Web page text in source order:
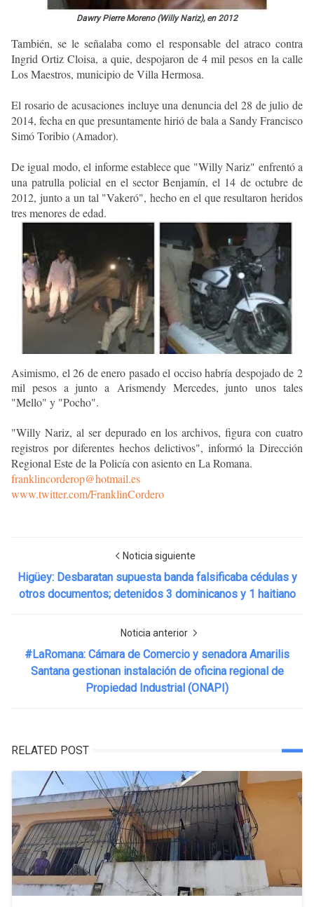
Dawry Pierre Moreno (Willy Nariz), en 2012
También, se le señalaba como el responsable del atraco contra
Ingrid Ortiz Cloisa, a quie, despojaron de 4 mil pesos en la calle
Los Maestros, municipio de Villa Hermosa.
El rosario de acusaciones incluye una denuncia del 28 de julio de
2014, fecha en que presuntamente hirió de bala a Sandy Francisco
Simó Toribio (Amador).
De igual modo, el informe establece que "Willy Nariz" enfrentó a
una patrulla policial en el sector Benjamín, el 14 de octubre de
2012, junto a un tal "Vakeró", hecho en el que resultaron heridos
tres menores de edad.
Asimismo, el 26 de enero pasado el occiso habría despojado de 2
mil pesos a junto a Arismendy Mercedes, juntounos tales
"Mello" y "Pocho".
"Willy Nariz, al ser depurado en los archivos, figura con cuatro
registros por diferentes hechos delictivos", informó la Dirección
Regional Este de la Policía con asiento en La Romana.
franklincorderop@hotmail.es
www.twitter.com/FranklinCordero
Noticia siguiente
Higüey: Desbaratan supuesta banda falsificaba cédulas y
otros documentos; detenidos 3 dominicanos y 1 haitiano
Noticia anterior
#LaRomana: Cámara de Comercio y senadora Amarilis
Santana gestionan instalación de oficina regional de
Propiedad Industrial (ONAPI)
RELATED POST